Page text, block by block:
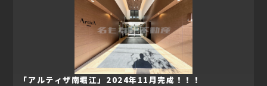
「アルティザ南堀江」2024年11月完成！！！